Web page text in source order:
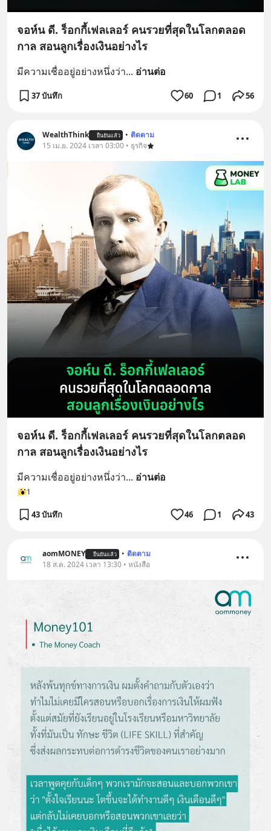
จอห์น ดี. ร็อกกี้เฟลเลอร์ คนรวยที่สุดในโลกตลอด
กาล สอนลูกเรื่องเงินอย่างไร
มีความเชื่ออยู่อย่างหนึ่งว่า... อ่านต่อ
37 บันทึก 60 1 56
WealthThink ยืนยันแล้ว • ติดตาม
15 เม.ย. 2024 เวลา 03:00 • ธุรกิจ
จอห์น ดี. ร็อกกี้เฟลเลอร์ คนรวยที่สุดในโลกตลอด
กาล สอนลูกเรื่องเงินอย่างไร
มีความเชื่ออยู่อย่างหนึ่งว่า... อ่านต่อ
1
43 บันทึก 46 1 43
aomMONEY ยืนยันแล้ว • ติดตาม
18 ส.ค. 2024 เวลา 13:30 • หนังสือ